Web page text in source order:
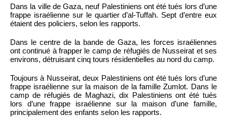
Dans la ville de Gaza, neuf Palestiniens ont été tués lors d’une
frappe israélienne sur le quartier d’al-Tuffah. Sept d’entre eux
étaient des policiers, selon les rapports.
Dans le centre de la bande de Gaza, les forces israéliennes
ont continué à frapper le camp de réfugiés de Nusseirat et ses
environs, détruisant cinq tours résidentielles au nord du camp.
Toujours à Nusseirat, deux Palestiniens ont été tués lors d’une
frappe israélienne sur la maison de la famille Zumlot. Dans le
camp de réfugiés de Maghazi, dix Palestiniens ont été tués
lors d’une frappe israélienne sur la maison d’une famille,
principalement des enfants selon les rapports.